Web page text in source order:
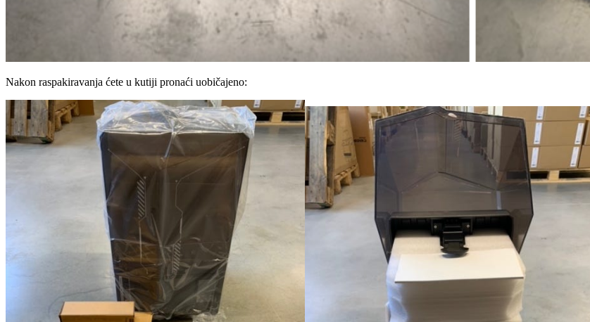
Nakon raspakiravanja ćete u kutiji pronaći uobičajeno: